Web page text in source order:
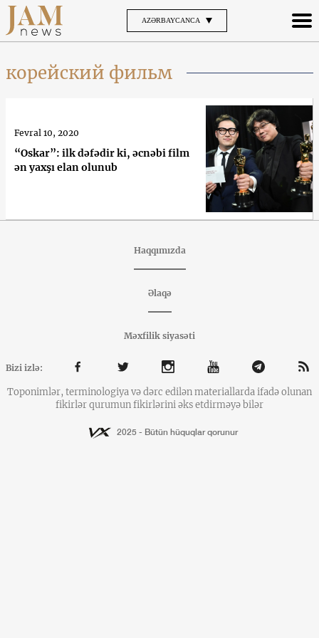
AZƏRBAYCANCA
корейский фильм
“Oskar”: ilk dəfədir ki, əcnəbi film
ən yaxşı elan olunub
Fevral 10, 2020
Haqqımızda
Əlaqə
Məxfilik siyasəti
Bizi izlə:
Toponimlər, terminologiya və dərc edilən materiallarda ifadə olunan
fikirlər qurumun fikirlərini əks etdirməyə bilər
2025 - Bütün hüquqlar qorunur